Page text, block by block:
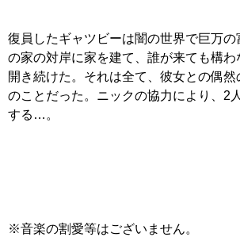
復員したギャツビーは闇の世界で巨万の
の家の対岸に家を建て、誰が来ても構わ
開き続けた。それは全て、彼女との偶然
のことだった。ニックの協力により、2
する…。
※音楽の割愛等はございません。